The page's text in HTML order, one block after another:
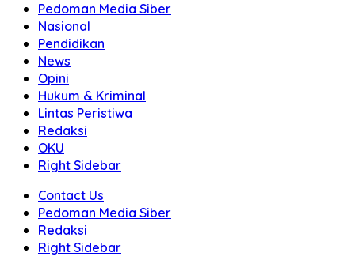
Pedoman Media Siber
Nasional
Pendidikan
News
Opini
Hukum & Kriminal
Lintas Peristiwa
Redaksi
OKU
Right Sidebar
Contact Us
Pedoman Media Siber
Redaksi
Right Sidebar